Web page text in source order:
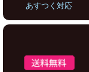
あすつく対応